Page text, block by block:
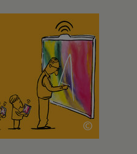
©